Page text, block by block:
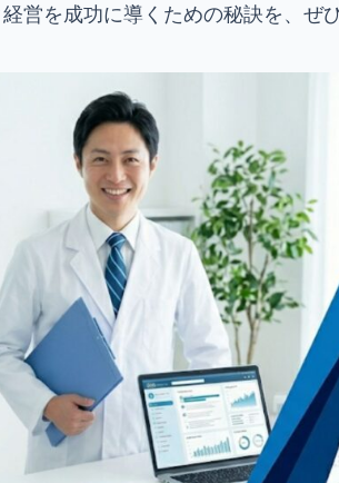
営を成功に導くための秘訣を、ぜ